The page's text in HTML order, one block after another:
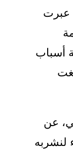
عبرت
أسباب
عن
لنشربه